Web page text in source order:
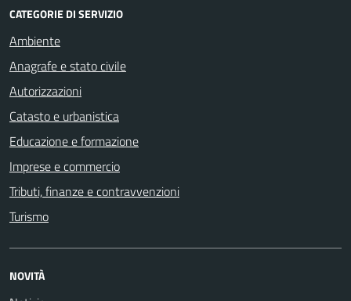
CATEGORIE DI SERVIZIO
Ambiente
Anagrafe e stato civile
Autorizzazioni
Catasto e urbanistica
Educazione e formazione
Imprese e commercio
Tributi, finanze e contravvenzioni
Turismo
NOVITÀ